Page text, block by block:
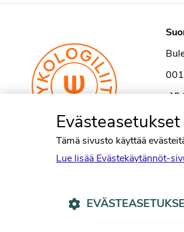
›
Evästeasetukset
Tämä sivusto käyttää
Lue lisää Evästekäytännöt-